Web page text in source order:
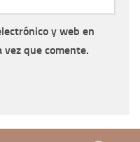
y web en
que comente.